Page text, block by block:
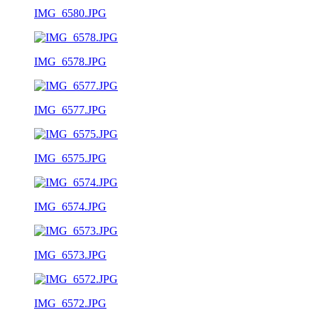
IMG_6580.JPG
IMG_6578.JPG
IMG_6577.JPG
IMG_6575.JPG
IMG_6574.JPG
IMG_6573.JPG
IMG_6572.JPG